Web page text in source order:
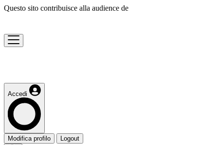
Questo sito contribuisce alla audience de
Accedi
Modifica profilo Logout